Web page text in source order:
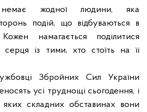
немає жодної людини, яка
подій, що відбуваються в
намагається поділитися
із тими, хто стоїть на її
Збройних Сил України
усі труднощі сьогодення, і
складних обставинах вони